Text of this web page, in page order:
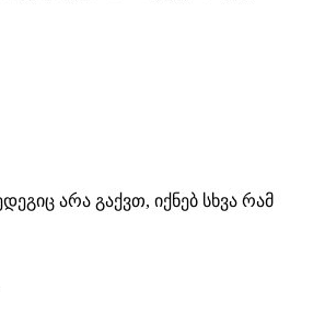
არა გაქვთ, იქნებ სხვა რამ